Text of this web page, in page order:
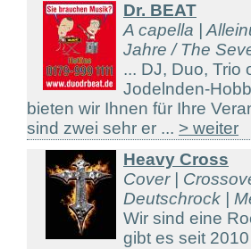
Dr. BEAT
A capella |
Jahre / The
... DJ, Duo, Trio
Jodelnden-
bieten wir Ihnen für Ihre
sind zwei sehr er ... > weiter
Heavy Cross
Cover |
Deutschrock |
Wir sind eine
gibt es seit